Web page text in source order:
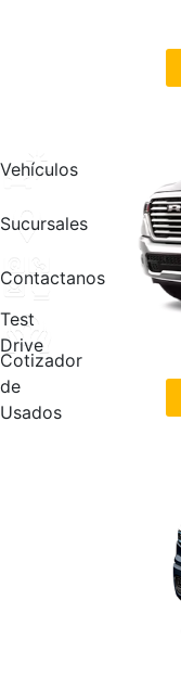
Vehículos
Sucursales
Contactanos
Test
Drive
Cotizador
de
Usados